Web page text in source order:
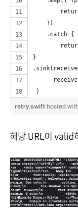
    })
.catch {
}
)
retry.swift hosted
해당 URL이 valid